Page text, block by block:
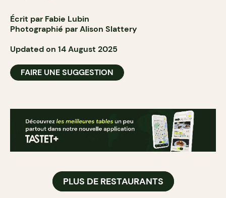
Écrit par Fabie Lubin
Photographié par Alison Slattery
Updated on 14 August 2025
FAIRE UNE SUGGESTION
PLUS DE RESTAURANTS